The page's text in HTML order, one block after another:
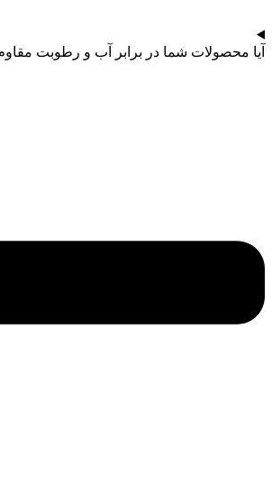
آیا محصولات شما در برابر آب و رطوبت